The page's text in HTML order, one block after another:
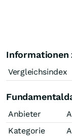
Informationen
Vergleichsindex
Anbieter
Kategorie